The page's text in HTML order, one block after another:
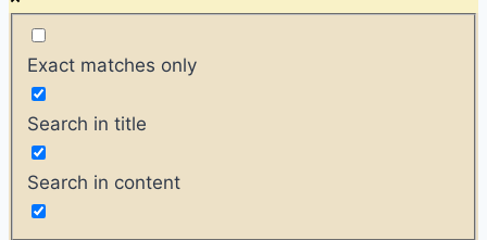
Exact matches only
Search in title
Search in content